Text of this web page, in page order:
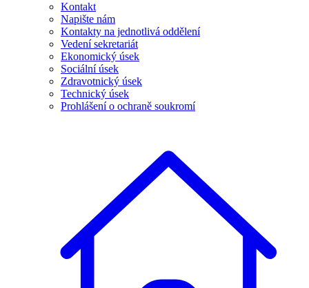
Kontakt
Napište nám
Kontakty na jednotlivá oddělení
Vedení sekretariát
Ekonomický úsek
Sociální úsek
Zdravotnický úsek
Technický úsek
Prohlášení o ochraně soukromí